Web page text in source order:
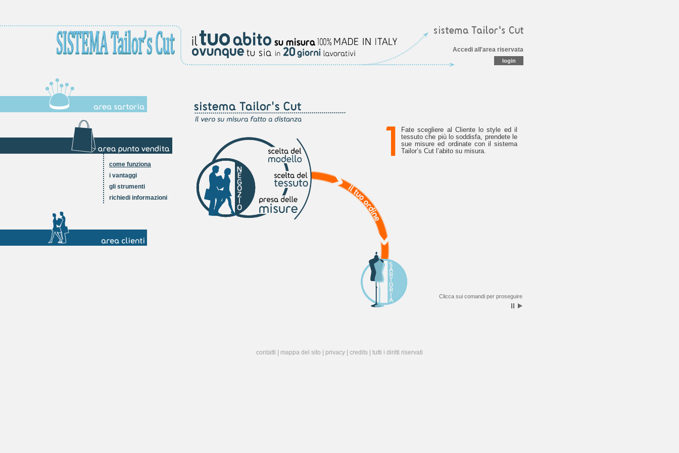
come funziona
i vantaggi
gli strumenti
richiedi informazioni
Accedi all'area riservata
Fate scegliere al Cliente lo style ed il
tessuto che più lo soddisfa, prendete le
sue misure ed ordinate con il sistema
Tailor’s Cut l’abito su misura.
Clicca sui comandi per proseguire
contatti mappa del sito privacy credits | tutti i diritti riservati